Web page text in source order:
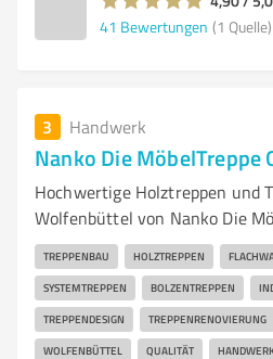
41 Bewertungen (1 Quelle)
3 Handwerk
Nanko Die MöbelTreppe
Hochwertige Holztreppen und
Wolfenbüttel von Nanko Die
TREPPENBAU HOLZTREPPEN
SYSTEMTREPPEN BOLZENTREPPEN
TREPPENDESIGN TREPPENRENOVIERUNG
WOLFENBÜTTEL QUALITÄT